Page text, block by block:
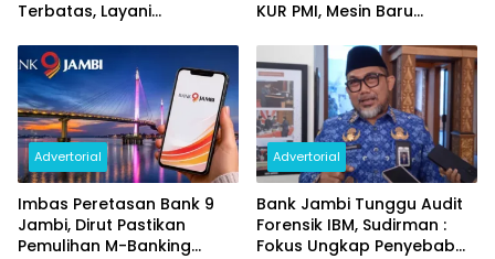
Terbatas, Layani
dan Perubahan PIN
KUR PMI, Mesin Baru
Daerah
Advertorial
Imbas Peretasan Bank 9
Jambi, Dirut Pastikan
Pemulihan M-Banking
Advertorial
Bank Jambi Tunggu Audit
Forensik IBM, Sudirman :
Fokus Ungkap Penyebab